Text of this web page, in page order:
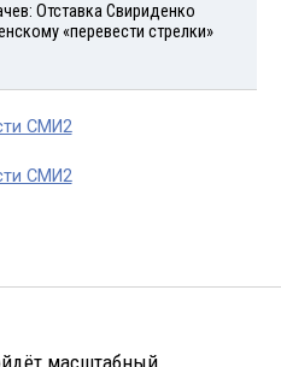
Отставка Свириденко
«перевести стрелки»
СМИ2
СМИ2
масштабный